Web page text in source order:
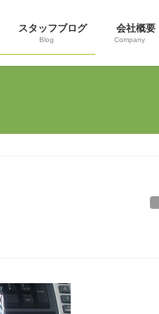
スタッフブログ
Blog
会社概要
Company